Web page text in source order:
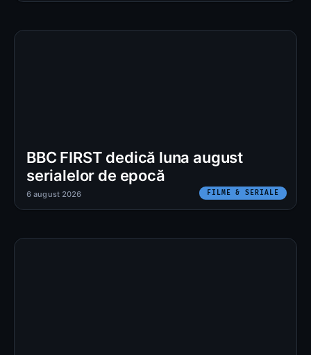
BBC FIRST dedică luna august
serialelor de epocă
FILME & SERIALE
6 august 2026